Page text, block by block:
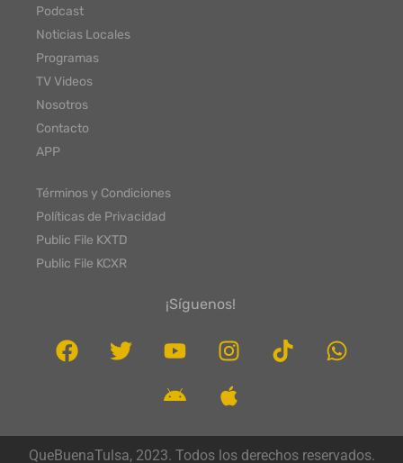
Podcast
Noticias Locales
Programas
TV Videos
Nosotros
Contacto
APP
Términos y Condiciones
Políticas de Privacidad
Public File KXTD
Public File KCXR
¡Síguenos!
QueBuenaTulsa, 2023. Todos los derechos reservados.